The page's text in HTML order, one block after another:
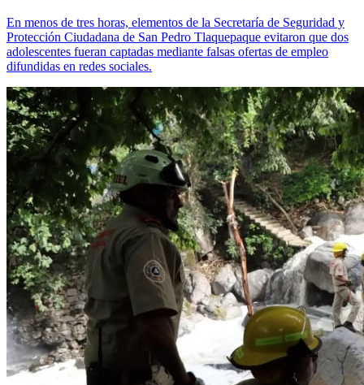
En menos de tres horas, elementos de la Secretaría de Seguridad y
Protección Ciudadana de San Pedro Tlaquepaque evitaron que dos
adolescentes fueran captadas mediante falsas ofertas de empleo
difundidas en redes sociales.